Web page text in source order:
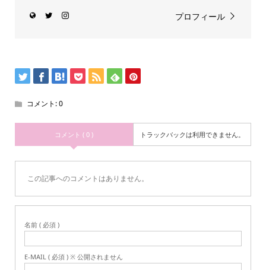
プロフィール
コメント:0
コメント ( 0 ) トラックバックは利用できません。
この記事へのコメントはありません。
名前 ( 必須 )
E-MAIL ( 必須 ) ※ 公開されません